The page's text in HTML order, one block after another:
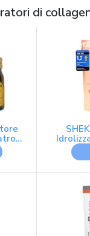
di
g
Bovino